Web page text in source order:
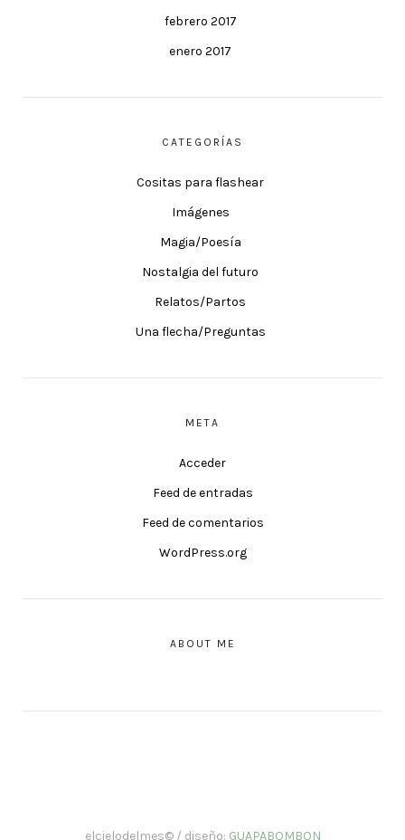
febrero 2017
enero 2017
CATEGORÍAS
Cositas para flashear
Imágenes
Magia/Poesía
Nostalgia del futuro
Relatos/Partos
Una flecha/Preguntas
META
Acceder
Feed de entradas
Feed de comentarios
WordPress.org
ABOUT ME
elcielodelmes© / diseño: GUAPABOMBON